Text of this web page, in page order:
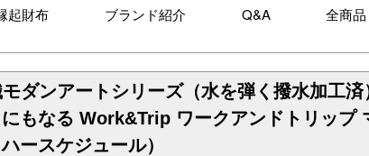
起財布 ブランド紹介 Q&A 全商品
ダンアートシリーズ（水を弾く撥水加工
もなる Work&Trip ワークアンドトリップ
ースケジュール）